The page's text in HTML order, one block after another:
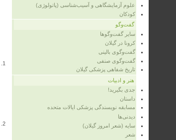
علوم آزمایشگاهی و آسیب‌شناسی (پاتولوژی)
کودکان
گفت‌وگو
سایر گفت‌وگوها
کرونا در گیلان
گفت‌وگوی بالینی
گفت‌وگوی صنفی
تاریخ شفاهی پزشکی گیلان
هنر و ادبیات
جدی بگیرید!
داستان
مسابقه نویسندگی پزشکی ایالات متحده
دیدنی‌ها
سایه (شعر امروز گیلان)
شعر